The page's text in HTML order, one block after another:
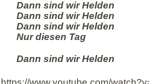
Dann sind wir Helden
Dann sind wir Helden
Dann sind wir Helden
Nur diesen Tag
Dann sind wir Helden